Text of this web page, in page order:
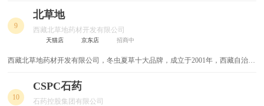
食品、房地产于一体的现代化综合型企业。
9
北草地
西藏北草地药材开发有限公司
天猫店 京东店 招商中
西藏北草地药材开发有限公司，冬虫夏草十大品牌，成立于2001年，西藏自治区
发与销售的公司，在国内市场享有较高的声誉和知名度。
10
CSPC石药
石药控股集团有限公司